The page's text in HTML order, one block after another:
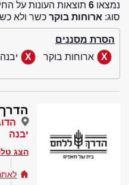
נמצאו 6 תוצאות העונות על
סוג: ארוחות בוקר כשר ולא
הסרת מסננים
ארוחות בוקר
יבנה
יבנה
הצג